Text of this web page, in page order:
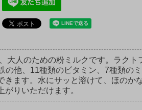
人のための粉ミルクです。ラクト
他、11種類のビタミン、7種類の
ます。水にサッと溶けて、ほのか
りいただけます。